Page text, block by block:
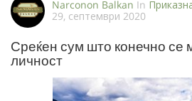
Narconon Balkan In
29, септември 2020
Среќен сум што конечно се
личност